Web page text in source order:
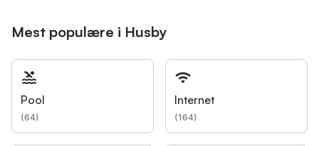
Mest populære i Husby
Pool
(64)
Internet
(164)